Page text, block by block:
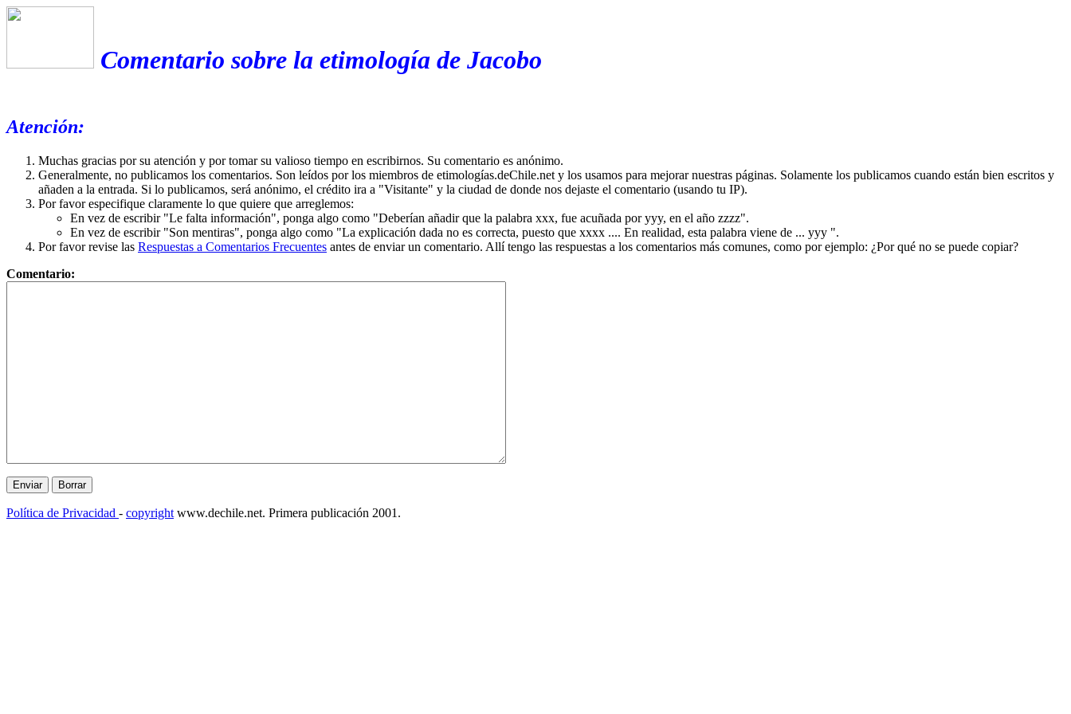
Comentario sobre la etimología de Jacobo
Atención:
Muchas gracias por su atención y por tomar su valioso tiempo en escribirnos. Su comentario es anónimo.
Generalmente, no publicamos los comentarios. Son leídos por los miembros de etimologías.deChile.net y los usamos para mejorar nuestras páginas. Solamente los publicamos cuando están bien escritos y
añaden a la entrada. Si lo publicamos, será anónimo, el crédito ira a "Visitante" y la ciudad de donde nos dejaste el comentario (usando tu IP).
Por favor especifique claramente lo que quiere que arreglemos:
En vez de escribir "Le falta información", ponga algo como "Deberían añadir que la palabra xxx, fue acuñada por yyy, en el año zzzz".
En vez de escribir "Son mentiras", ponga algo como "La explicación dada no es correcta, puesto que xxxx .... En realidad, esta palabra viene de ... yyy ".
Por favor revise las Respuestas a Comentarios Frecuentes antes de enviar un comentario. Allí tengo las respuestas a los comentarios más comunes, como por ejemplo: ¿Por qué no se puede copiar?
Comentario:
Política de Privacidad - copyright www.dechile.net. Primera publicación 2001.